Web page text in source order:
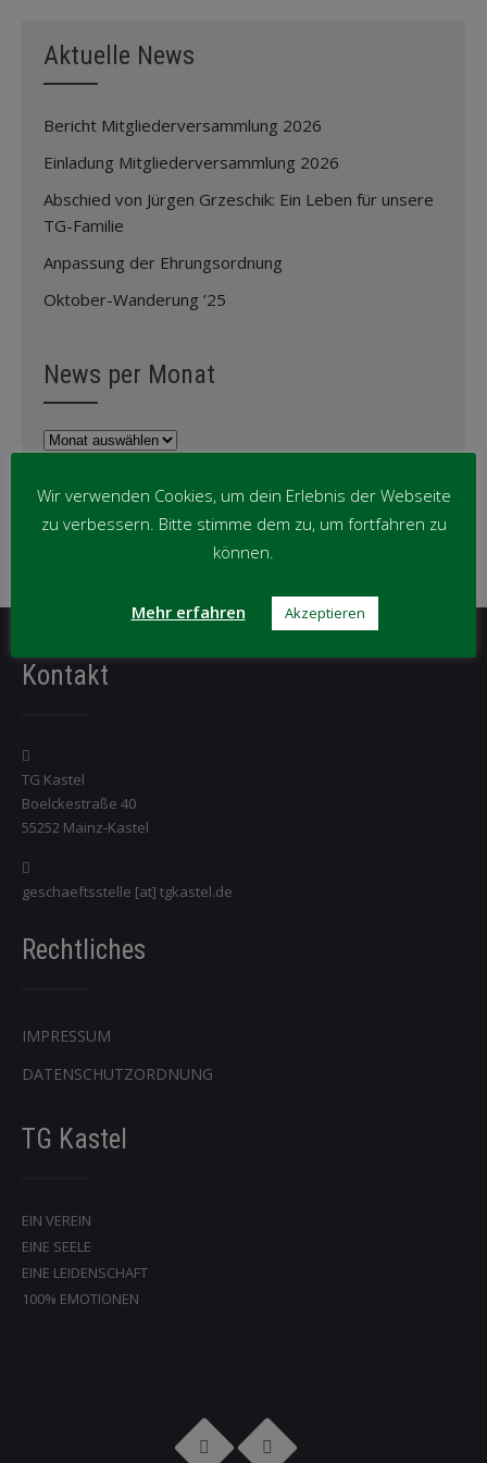
Aktuelle News
Bericht Mitgliederversammlung 2026
Einladung Mitgliederversammlung 2026
Abschied von Jürgen Grzeschik: Ein Leben für unsere
TG-Familie
Anpassung der Ehrungsordnung
Oktober-Wanderung ’25
News per Monat
News
Monat
News per Kategorie
Kontakt
TG Kastel
Boelckestraße 40
55252 Mainz-Kastel
geschaeftsstelle [at] tgkastel.de
Rechtliches
IMPRESSUM
DATENSCHUTZORDNUNG
TG Kastel
EIN VEREIN
EINE SEELE
EINE LEIDENSCHAFT
100% EMOTIONEN
Wir verwenden Cookies, um dein Erlebnis der Webseite
zu verbessern. Bitte stimme dem zu, um fortfahren zu
können.
Mehr erfahren Akzeptieren